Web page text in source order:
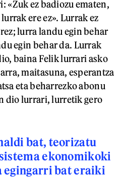
«Zuk ez badiozu ematen,
ere ez». Lurrak ez
lurra landu egin behar
egin behar da. Lurrak
baina Felik lurrari asko
maitasuna, esperantza
eta beharrezko abonu
dio lurrari, lurretik gero
bat, teorizatu
ekonomikoki
egingarri bat eraiki